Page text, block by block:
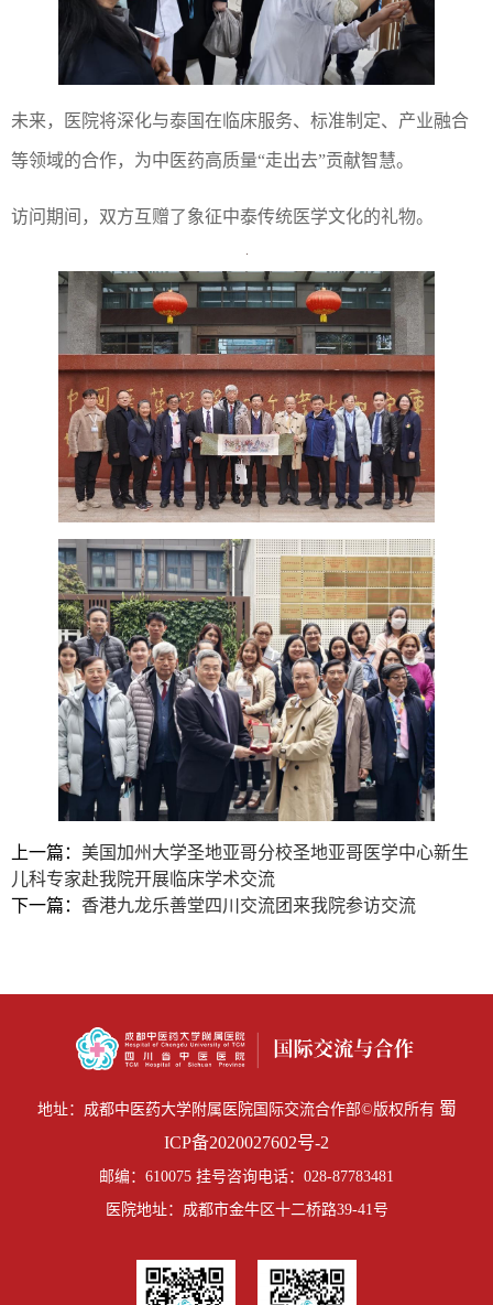
未来，医院将深化与泰国在临床服务、标准制定、产业融合
等领域的合作，为中医药高质量“走出去”贡献智慧。
访问期间，双方互赠了象征中泰传统医学文化的礼物。
上一篇： 美国加州大学圣地亚哥分校圣地亚哥医学中心新生
儿科专家赴我院开展临床学术交流
下一篇： 香港九龙乐善堂四川交流团来我院参访交流
地址：成都中医药大学附属医院国际交流合作部©版权所有 蜀
ICP备2020027602号-2
邮编：610075 挂号咨询电话：028-87783481
医院地址：成都市金牛区十二桥路39-41号